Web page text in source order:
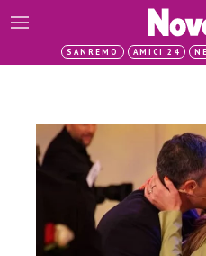
SANREMO AMICI 24